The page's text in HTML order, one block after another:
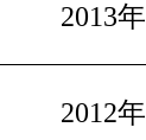
2013年
2012年